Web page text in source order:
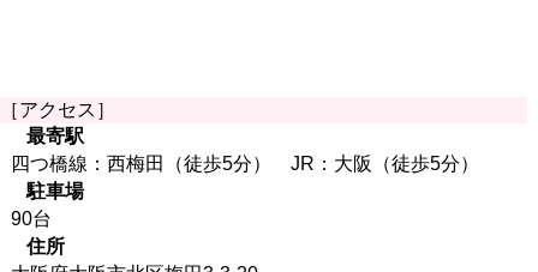
［アクセス］
最寄駅
四つ橋線：西梅田（徒歩5分） JR：大阪（徒歩5分）
駐車場
90台
住所